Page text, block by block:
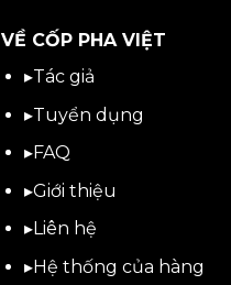
VỀ CỐP PHA VIỆT
▸Tác giả
▸Tuyển dụng
▸FAQ
▸Giới thiệu
▸Liên hệ
▸Hệ thống của hàng